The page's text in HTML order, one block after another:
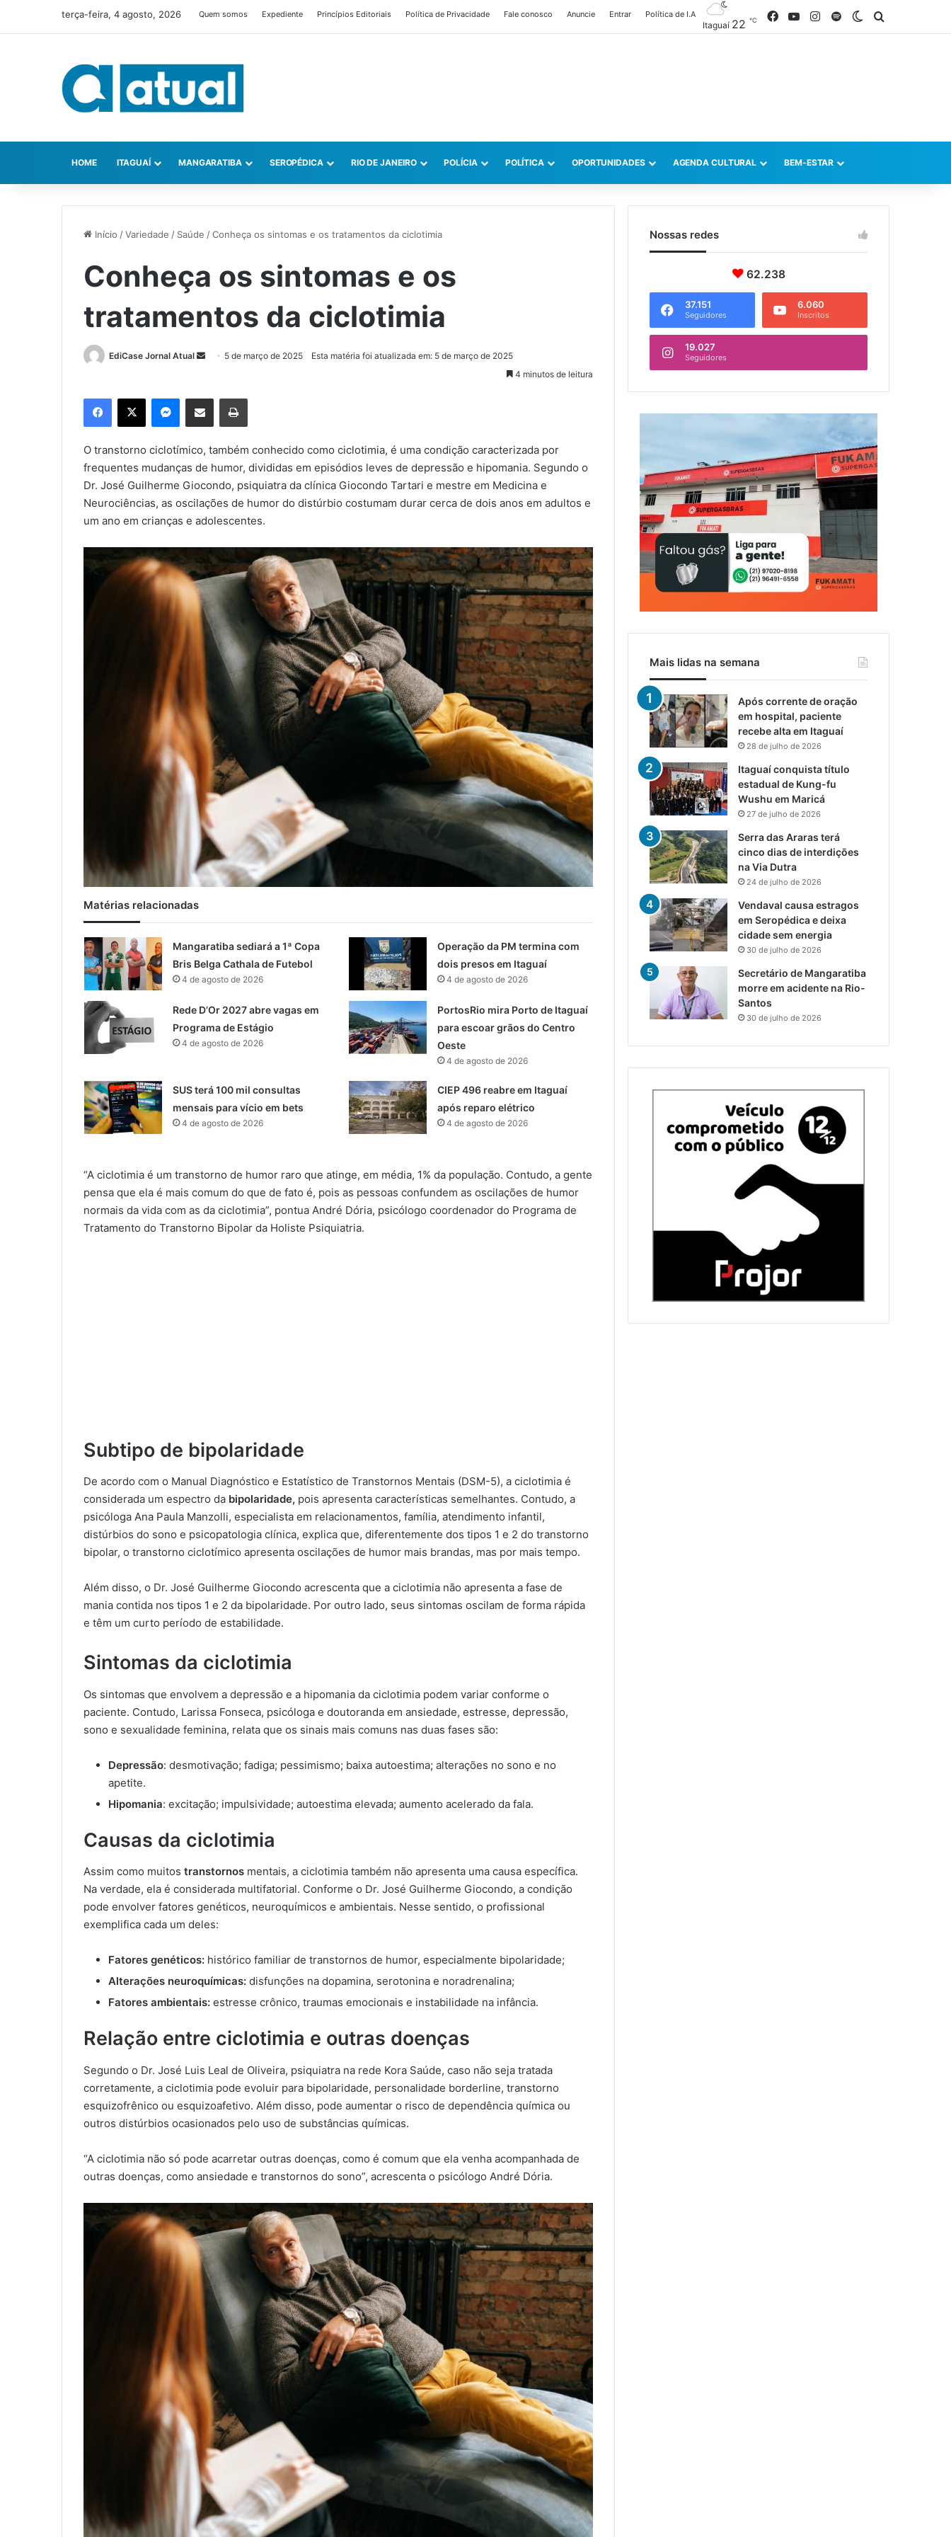
terça-feira, 4 agosto, 2026 Quem somos Expediente Princípios Editoriais Política de Privacidade Fale conosco Anuncie Entrar Política de I.A
Itaguaí 22 ℃ FacebookYouTubeInstagram
SpotifySwitch skin
HOME ITAGUAÍ MANGARATIBA SEROPÉDICA RIO DE JANEIRO POLÍCIA POLÍTICA OPORTUNIDADES AGENDA CULTURAL BEM-ESTAR
Início /Variedade / Saúde /Conheça os sintomas e os tratamentos da ciclotimia
Conheça os sintomas e os
tratamentos da ciclotimia
EdiCase Jornal Atual
e
-
m
a
5 de março de 2025
Esta matéria foi atualizada em: 5 de março de 2025
4 minutos de leitura
O transtorno ciclotímico, também conhecido como ciclotimia, é uma condição caracterizada por
frequentes mudanças de humor, divididas em episódios leves de depressão e hipomania. Segundo o
Dr. José Guilherme Giocondo, psiquiatra da clínica Giocondo Tartari e mestre em Medicina e
Neurociências, as oscilações de humor do distúrbio costumam durar cerca de dois anos em adultos e
um ano em crianças e adolescentes.
Matérias relacionadas
Mangaratiba sediará a 1ª Copa
Bris Belga Cathala de Futebol
4 de agosto de 2026
Operação da PM termina com
dois presos em Itaguaí
4 de agosto de 2026
Rede D’Or 2027 abre vagas em
Programa de Estágio
4 de agosto de 2026
PortosRio mira Porto de Itaguaí
para escoar grãos do Centro
Oeste
4 de agosto de 2026
SUS terá 100 mil consultas
mensais para vício em bets
4 de agosto de 2026
CIEP 496 reabre em Itaguaí
após reparo elétrico
4 de agosto de 2026
“A ciclotimia é um transtorno de humor raro que atinge, em média, 1% da população. Contudo, a gente
pensa que ela é mais comum do que de fato é, pois as pessoas confundem as oscilações de humor
normais da vida com as da ciclotimia”, pontua André Dória, psicólogo coordenador do Programa de
Tratamento do Transtorno Bipolar da Holiste Psiquiatria.
Subtipo de bipolaridade
De acordo com o Manual Diagnóstico e Estatístico de Transtornos Mentais (DSM-5), a ciclotimia é
considerada um espectro da bipolaridade, pois apresenta características semelhantes. Contudo, a
psicóloga Ana Paula Manzolli, especialista em relacionamentos, família, atendimento infantil,
distúrbios do sono e psicopatologia clínica, explica que, diferentemente dos tipos 1 e 2 do transtorno
bipolar, o transtorno ciclotímico apresenta oscilações de humor mais brandas, mas por mais tempo.
Além disso, o Dr. José Guilherme Giocondo acrescenta que a ciclotimia não apresenta a fase de
mania contida nos tipos 1 e 2 da bipolaridade. Por outro lado, seus sintomas oscilam de forma rápida
e têm um curto período de estabilidade.
Sintomas da ciclotimia
Os sintomas que envolvem a depressão e a hipomania da ciclotimia podem variar conforme o
paciente. Contudo, Larissa Fonseca, psicóloga e doutoranda em ansiedade, estresse, depressão,
sono e sexualidade feminina, relata que os sinais mais comuns nas duas fases são:
Depressão: desmotivação; fadiga; pessimismo; baixa autoestima; alterações no sono e no
apetite.
Hipomania: excitação; impulsividade; autoestima elevada; aumento acelerado da fala.
Causas da ciclotimia
Assim como muitos transtornos mentais, a ciclotimia também não apresenta uma causa específica.
Na verdade, ela é considerada multifatorial. Conforme o Dr. José Guilherme Giocondo, a condição
pode envolver fatores genéticos, neuroquímicos e ambientais. Nesse sentido, o profissional
exemplifica cada um deles:
Fatores genéticos: histórico familiar de transtornos de humor, especialmente bipolaridade;
Alterações neuroquímicas: disfunções na dopamina, serotonina e noradrenalina;
Fatores ambientais: estresse crônico, traumas emocionais e instabilidade na infância.
Relação entre ciclotimia e outras doenças
Segundo o Dr. José Luis Leal de Oliveira, psiquiatra na rede Kora Saúde, caso não seja tratada
corretamente, a ciclotimia pode evoluir para bipolaridade, personalidade borderline, transtorno
esquizofrênico ou esquizoafetivo. Além disso, pode aumentar o risco de dependência química ou
outros distúrbios ocasionados pelo uso de substâncias químicas.
“A ciclotimia não só pode acarretar outras doenças, como é comum que ela venha acompanhada de
outras doenças, como ansiedade e transtornos do sono”, acrescenta o psicólogo André Dória.
Nossas redes
62.238
37.151
Seguidores
6.060
Inscritos
19.027
Seguidores
Mais lidas na semana
Após corrente de oração
em hospital, paciente
recebe alta em Itaguaí
28 de julho de 2026
Itaguaí conquista título
estadual de Kung-fu
Wushu em Maricá
27 de julho de 2026
Serra das Araras terá
cinco dias de interdições
na Via Dutra
24 de julho de 2026
Vendaval causa estragos
em Seropédica e deixa
cidade sem energia
30 de julho de 2026
Secretário de Mangaratiba
morre em acidente na Rio-
Santos
30 de julho de 2026